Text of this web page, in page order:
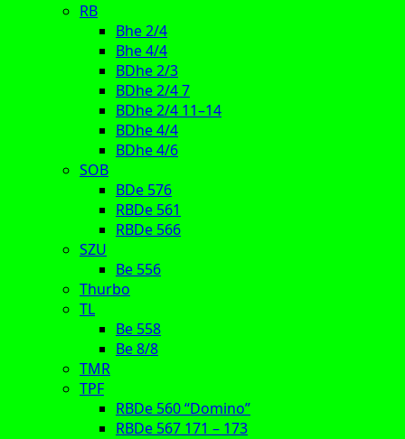
RB
Bhe 2/4
Bhe 4/4
BDhe 2/3
BDhe 2/4 7
BDhe 2/4 11–14
BDhe 4/4
BDhe 4/6
SOB
BDe 576
RBDe 561
RBDe 566
SZU
Be 556
Thurbo
TL
Be 558
Be 8/8
TMR
TPF
RBDe 560 “Domino”
RBDe 567 171 – 173